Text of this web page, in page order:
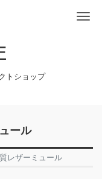
トショップ
ール
レザーミュール